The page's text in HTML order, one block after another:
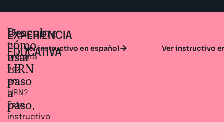
EXPERIENCIA
EDUCATIVA
Descubre
cómo
usar
LIRN
paso
a
paso.
¿Es
tu
primera
vez
en
LIRN?
Este
instructivo
Ver instructivo en español Ver instructivo